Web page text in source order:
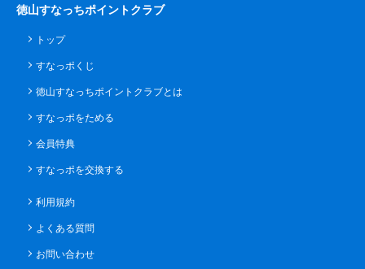
徳山すなっちポイントクラブ
トップ
すなっポくじ
徳山すなっちポイントクラブとは
すなっポをためる
会員特典
すなっポを交換する
利用規約
よくある質問
お問い合わせ